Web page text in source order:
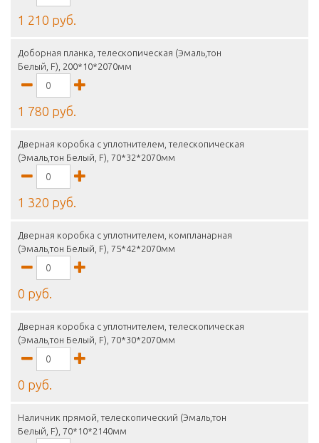
1 210 руб.
Доборная планка, телескопическая (Эмаль,тон
Белый, F), 200*10*2070мм
1 780 руб.
Дверная коробка с уплотнителем, телескопическая
(Эмаль,тон Белый, F), 70*32*2070мм
1 320 руб.
Дверная коробка с уплотнителем, компланарная
(Эмаль,тон Белый, F), 75*42*2070мм
0 руб.
Дверная коробка с уплотнителем, телескопическая
(Эмаль,тон Белый, F), 70*30*2070мм
0 руб.
Наличник прямой, телескопический (Эмаль,тон
Белый, F), 70*10*2140мм